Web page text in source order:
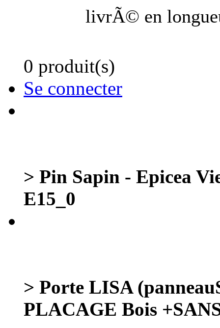
livrÃ© en
0 produit(s)
Se connecter
> Pin Sapin - Epicea
E15_0
> Porte LISA
PLACAGE Bois